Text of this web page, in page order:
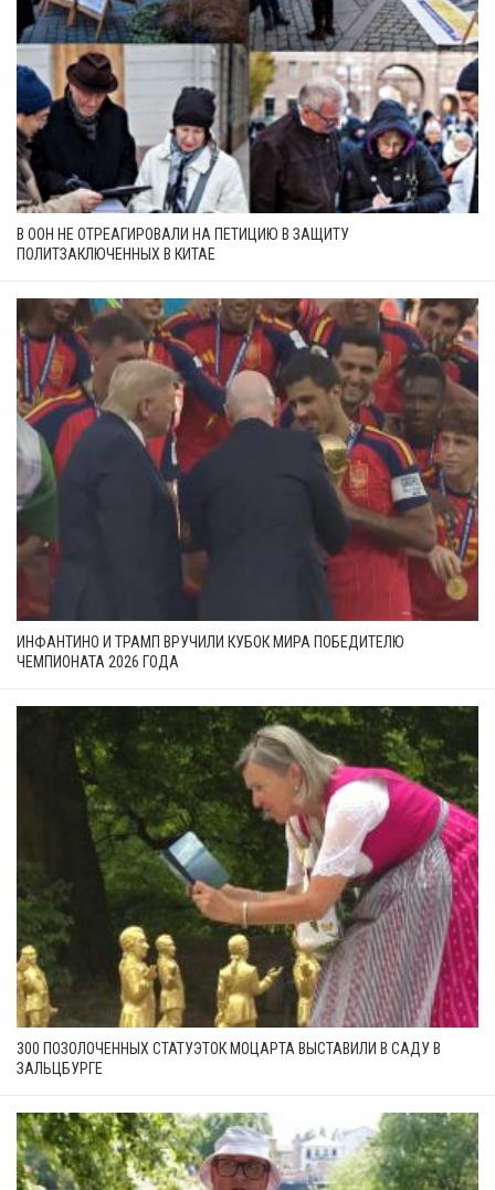
В ООН НЕ ОТРЕАГИРОВАЛИ НА ПЕТИЦИЮ В ЗАЩИТУ
ПОЛИТЗАКЛЮЧЕННЫХ В КИТАЕ
ИНФАНТИНО И ТРАМП ВРУЧИЛИ КУБОК МИРА ПОБЕДИТЕЛЮ
ЧЕМПИОНАТА 2026 ГОДА
300 ПОЗОЛОЧЕННЫХ СТАТУЭТОК МОЦАРТА ВЫСТАВИЛИ В САДУ В
ЗАЛЬЦБУРГЕ